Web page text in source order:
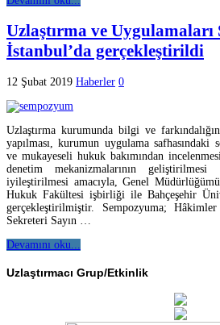
Uzlaştırma ve Uygulamaları
İstanbul’da gerçekleştirildi
12 Şubat 2019 Haberler 0
Uzlaştırma kurumunda bilgi ve
yapılması, kurumun uygulama safhasındaki
ve mukayeseli hukuk bakımından
denetim mekanizmalarının
iyileştirilmesi amacıyla, Genel
Hukuk Fakültesi işbirliği ile Bahçeşehir
gerçekleştirilmiştir. Sempozyuma;
Sekreteri Sayın …
Devamını oku...
Uzlaştırmacı Grup/Etkinlik